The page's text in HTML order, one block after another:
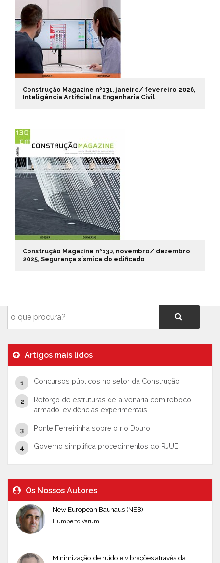
Construção Magazine nº131, janeiro/ fevereiro 2026,
Inteligência Artificial na Engenharia Civil
Construção Magazine nº130, novembro/ dezembro
2025, Segurança sísmica do edificado
Artigos mais lidos
Concursos públicos no setor da Construção
Reforço de estruturas de alvenaria com reboco
armado: evidências experimentais
Ponte Ferreirinha sobre o rio Douro
Governo simplifica procedimentos do RJUE
Os Nossos Autores
New European Bauhaus (NEB)
Humberto Varum
Minimização de ruído e vibrações através da